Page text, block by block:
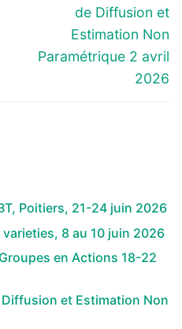
de Diffusion et
Estimation Non
Paramétrique 2 avril
2026
Poitiers, 21-24 juin 2026
8 au 10 juin 2026
en Actions 18-22
et Estimation Non